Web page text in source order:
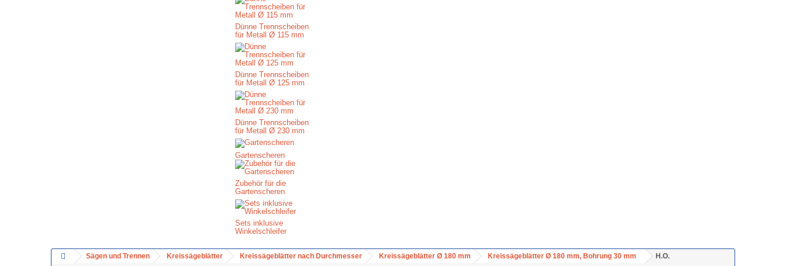
Dünne Trennscheiben
für Metall Ø 115 mm
Dünne Trennscheiben
für Metall Ø 125 mm
Dünne Trennscheiben
für Metall Ø 230 mm
Gartenscheren
Zubehör für die
Gartenscheren
Sets inklusive
Winkelschleifer
Sägen und Trennen Kreissägeblätter Kreissägeblätter nach Durchmesser Kreissägeblätter Ø 180 mm Kreissägeblätter Ø 180 mm, Bohrung 30 mm
H.O.